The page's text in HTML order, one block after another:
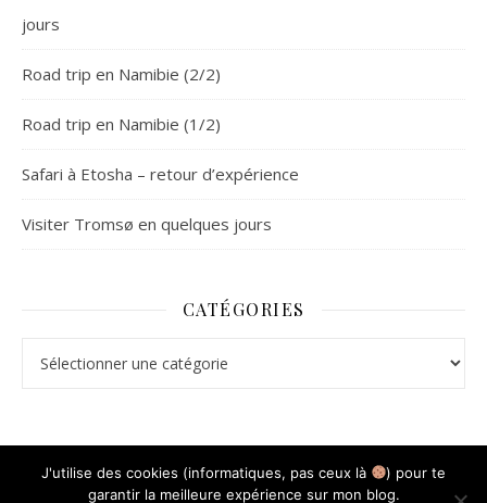
jours
Road trip en Namibie (2/2)
Road trip en Namibie (1/2)
Safari à Etosha – retour d’expérience
Visiter Tromsø en quelques jours
CATÉGORIES
J'utilise des cookies (informatiques, pas ceux là
) pour te
garantir la meilleure expérience sur mon blog.